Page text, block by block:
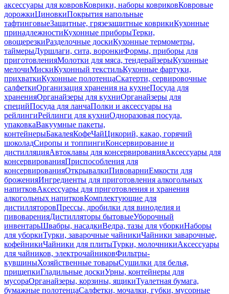
аксессуары для ковровКоврики, наборы ковриковКовровые
дорожкиЦиновкиПокрытия напольные
тафтинговыеЗащитные, грязезащитные коврикиКухонные
принадлежностиКухонные приборыТерки,
овощерезкиРазделочные доскиКухонные термометры,
таймерыДуршлаги, сита, воронкиФормы, приборы для
приготовленияМолотки для мяса, тендерайзерыКухонные
мелочиМискиКухонный текстильКухонные фартуки,
прихваткиКухонные полотенцаСкатерти, сервировочные
салфеткиОрганизация хранения на кухнеПосуда для
храненияОрганайзеры для кухниОрганайзеры для
специйПосуда для ланчаПолки и аксессуары на
рейлингиРейлинги для кухниОдноразовая посуда,
упаковкаВакуумные пакеты,
контейнерыБакалеяКофеЧайЦикорий, какао, горячий
шоколадСиропы и топпингиКонсервирование и
дистилляцияАвтоклавы для консервированияАксессуары для
консервированияПриспособления для
консервированияОткрывалкиПивоварниЕмкости для
броженияИнгредиенты для приготовления алкогольных
напитковАксессуары для приготовления и хранения
алкогольных напитковКомплектующие для
дистилляторовПрессы, дробилки для виноделия и
пивоваренияДистилляторы бытовыеУборочный
инвентарьШвабры, насадкиВедра, тазы для уборкиНаборы
для уборкиТурки, заварочные чайникиЧайники заварочные,
кофейникиЧайники для плитыТурки, молочникиАксессуары
для чайников, электрочайниковФильтры-
кувшиныХозяйственные товарыСушилки для белья,
прищепкиГладильные доскиУрны, контейнеры для
мусораОрганайзеры, корзины, ящикиТуалетная бумага,
бумажные полотенцаСалфетки, мочалки, губки, мусорные